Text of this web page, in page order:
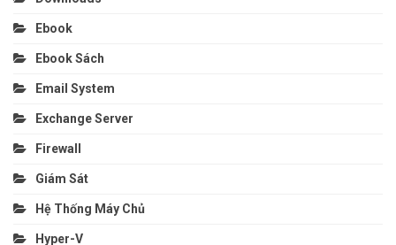
Ebook
Ebook Sách
Email System
Exchange Server
Firewall
Giám Sát
Hệ Thống Máy Chủ
Hyper-V